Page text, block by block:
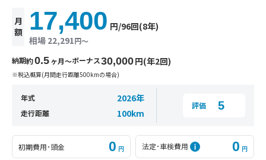
月
額
相場 22,291円〜
17,400 円/96回(8年)
納期約0.5ヶ月〜ボーナス30,000円(年2回)
※税込概算(月間走行距離500kmの場合)
年式 2026年
走行距離 100km
評価 5
初期費用･頭金 0 円 法定･車検費用 0 円